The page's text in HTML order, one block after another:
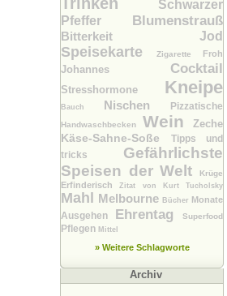
Schwarzer
Pfeffer
Blumenstrauß
Bitterkeit Jod
Speisekarte Zigarette Froh
Johannes Cocktail
Stresshormone Kneipe
Bauch Nischen Pizzatische
Handwaschbecken Wein Zeche
Käse-Sahne-Soße
Tipps und
tricks Gefährlichste
Speisen der Welt
Krüge
ErfinderischZitat von Kurt Tucholsky
Mahl Melbourne Bücher Monate
Ausgehen Ehrentag Superfood
Pflegen Mittel
» Weitere Schlagworte
Archiv